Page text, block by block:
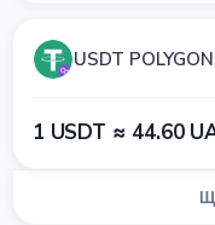
USDT POLYGON
1 USDT ≈ 44.60